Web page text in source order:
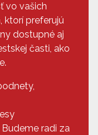
vo vašich
ktorí preferujú
dostupné aj
časti, ako
radi za